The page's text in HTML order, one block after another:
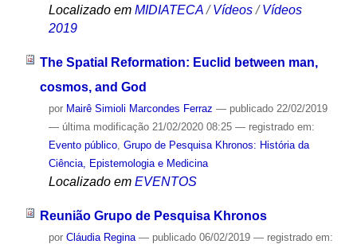
Localizado em MIDIATECA / Vídeos / Vídeos
2019
The Spatial Reformation: Euclid between man,
cosmos, and God
por Mairê Simioli Marcondes Ferraz — publicado22/02/2019
— última modificação21/02/2020 08:25 — registrado em:
Evento público, Grupo de Pesquisa Khronos: História da
Ciência, Epistemologia e Medicina
Localizado em EVENTOS
Reunião Grupo de Pesquisa Khronos
por Cláudia Regina — publicado06/02/2019 — registrado em: